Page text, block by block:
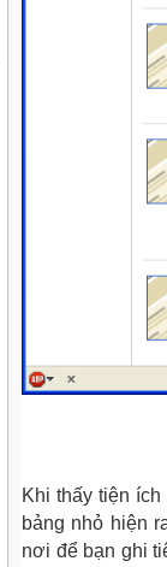
Khi thấy tiện ích
bảng nhỏ hiện
nơi để bạn ghi